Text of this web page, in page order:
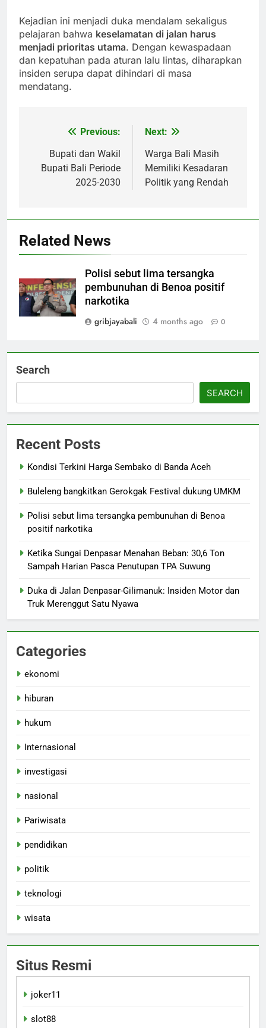
Kejadian ini menjadi duka mendalam sekaligus
pelajaran bahwa keselamatan di jalan harus
menjadi prioritas utama. Dengan kewaspadaan
dan kepatuhan pada aturan lalu lintas, diharapkan
insiden serupa dapat dihindari di masa
mendatang.
navigation
Previous:
Bupati dan Wakil
Bupati Bali Periode
2025-2030
Next:
Warga Bali Masih
Memiliki Kesadaran
Politik yang Rendah
Related News
Polisi sebut lima tersangka
pembunuhan di Benoa positif
narkotika
gribjayabali
4 months ago 0
Search
SEARCH
Recent Posts
Kondisi Terkini Harga Sembako di Banda Aceh
Buleleng bangkitkan Gerokgak Festival dukung UMKM
Polisi sebut lima tersangka pembunuhan di Benoa
positif narkotika
Ketika Sungai Denpasar Menahan Beban: 30,6 Ton
Sampah Harian Pasca Penutupan TPA Suwung
Duka di Jalan Denpasar-Gilimanuk: Insiden Motor dan
Truk Merenggut Satu Nyawa
Categories
ekonomi
hiburan
hukum
Internasional
investigasi
nasional
Pariwisata
pendidikan
politik
teknologi
wisata
Situs Resmi
joker11
slot88